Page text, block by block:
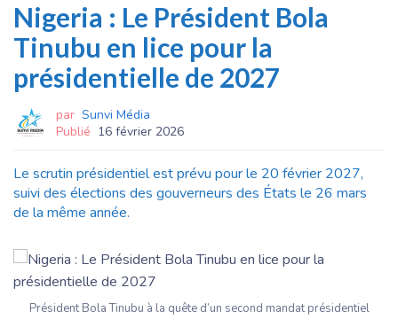
Nigeria : Le Président Bola
Tinubu en lice pour la
présidentielle de 2027
par Sunvi Média
Publié 16 février 2026
Le scrutin présidentiel est prévu pour le 20 février 2027,
suivi des élections des gouverneurs des États le 26 mars
de la même année.
Président Bola Tinubu à la quête d’un second mandat présidentiel